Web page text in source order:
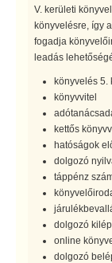
V. kerületi
könyvelésre, így
fogadja
leadás
könyvelés 5.
könyvvitel
kettős
hatóságok
dolgozó
táppénz
dolgozó
online
dolgozó